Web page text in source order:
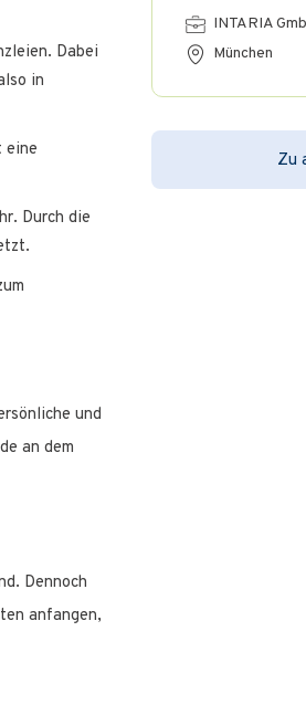
Dabei
in
eine
Durch die
und
an dem
Dennoch
anfangen,
INTARIA
München
Zu